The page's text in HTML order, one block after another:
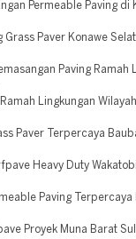
Permeable Paving di
Paver Konawe
Paving Ramah
Lingkungan
Paver Terpercaya
Heavy Duty
Paving Terpercaya
Proyek Muna Barat